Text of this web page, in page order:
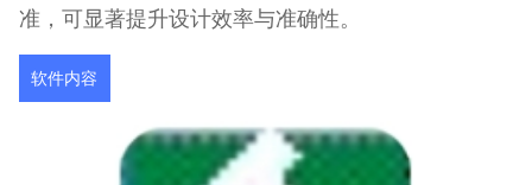
准，可显著提升设计效率与准确性。
软件内容